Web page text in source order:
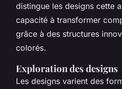
distingue les designs cette
capacité à transformer
grâce à des structures
colorés.
Exploration des designs
Les designs varient des